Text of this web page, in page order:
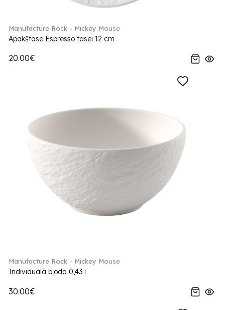
Manufacture Rock - Mickey Mouse
Apakštase Espresso tasei 12 cm
20.00€
Manufacture Rock - Mickey Mouse
Individuālā bļoda 0,43 l
30.00€